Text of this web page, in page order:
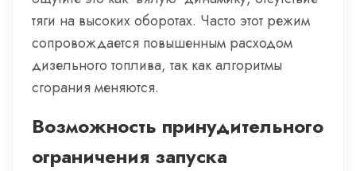
тяги на высоких оборотах. Часто этот режим
сопровождается повышенным расходом
дизельного топлива, так как алгоритмы
сгорания меняются.
Возможность принудительного
ограничения запуска